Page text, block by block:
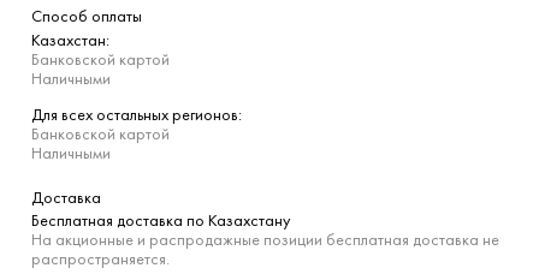
Способ оплаты
Казахстан:
Банковской картой
Наличными
Для всех остальных регионов:
Банковской картой
Наличными
Доставка
Бесплатная доставка по Казахстану
На акционные и распродажные позиции бесплатная доставка не
распространяется.